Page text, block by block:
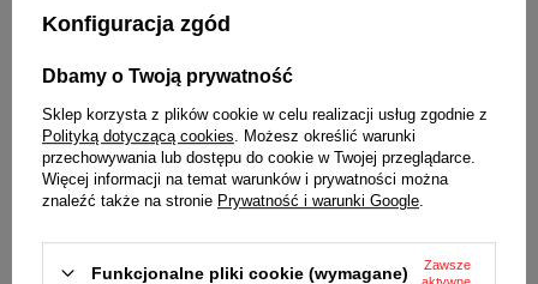
Wysokiej jakości stal nierdzewna pokryta odporną
na ścieranie powłoką w kolorze złota
TARCZA
Kolor złoty, wskazówki w kolorze koperty, wysadzana
cyrkoniami
BRANSOLETA
złota, typu mesh
Konfiguracja zgód
Dbamy o Twoją prywatność
Sklep korzysta z plików cookie w celu realizacji usług zgodnie z
Polityką dotyczącą cookies . Możesz określić warunki
przechowywania lub dostępu do cookie w Twojej przeglądarce.
Więcej informacji na temat warunków i prywatności można
znaleźć także na stronie Prywatność i warunki Google
Funkcjonalne pliki cookie (wymagane)
Zawsze